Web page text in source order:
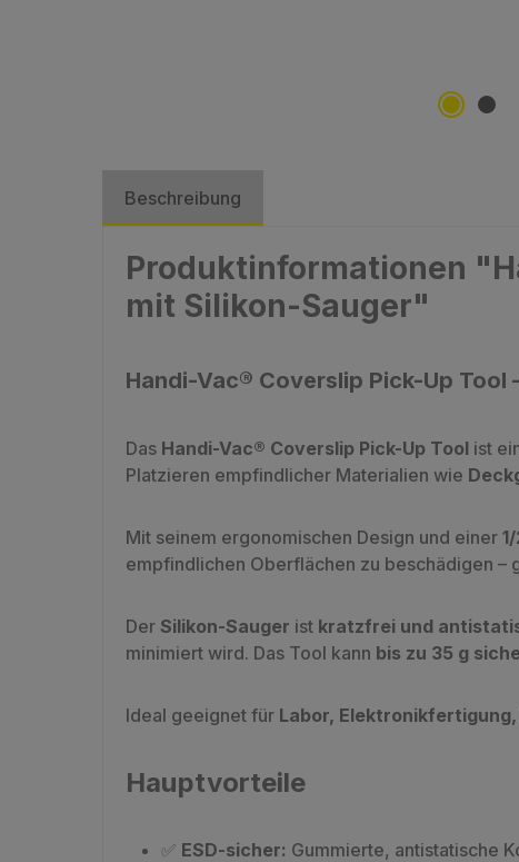
Beschreibung
Produktinformationen
mit Silikon-Sauger"
Handi-Vac® Coverslip Pick-Up Tool
Das Handi-Vac® Coverslip Pick-Up Tool ist
Platzieren empfindlicher Materialien wie
Mit seinem ergonomischen Design und einer
empfindlichen Oberflächen zu beschädigen –
Der Silikon-Sauger ist kratzfrei und
minimiert wird. Das Tool kann bis zu 35 g
Ideal geeignet für Labor,
Hauptvorteile
✅ ESD-sicher: Gummierte, antistatische